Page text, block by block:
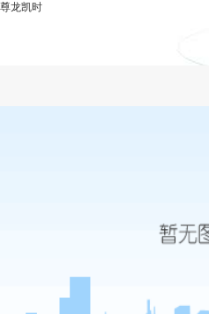
工程概算和工程预算
尊龙凯时